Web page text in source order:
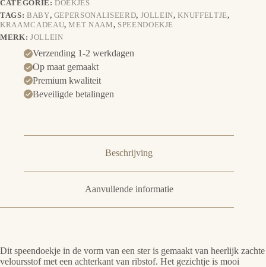
CATEGORIE:DOEKJES
TAGS: BABY, GEPERSONALISEERD, JOLLEIN,KNUFFELTJE,
KRAAMCADEAU,MET NAAM, SPEENDOEKJE
MERK: JOLLEIN
Verzending 1-2 werkdagen
Op maat gemaakt
Premium kwaliteit
Beveiligde betalingen
Beschrijving
Aanvullende informatie
Dit speendoekje in de vorm van een ster is gemaakt van heerlijk zachte
veloursstof met een achterkant van ribstof. Het gezichtje is mooi